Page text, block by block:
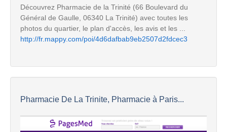
Découvrez Pharmacie de la Trinité (66 Boulevard du
Général de Gaulle, 06340 La Trinité) avec toutes les
photos du quartier, le plan d'accès, les avis et les ...
http://fr.mappy.com/poi/4d6dafbab9eb2507d2fdcec3
Pharmacie De La Trinite, Pharmacie à Paris...